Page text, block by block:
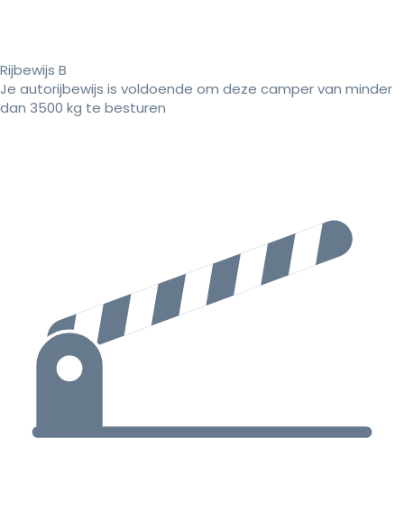
Rijbewijs B
Je autorijbewijs is voldoende om deze camper van minder
dan 3500 kg te besturen